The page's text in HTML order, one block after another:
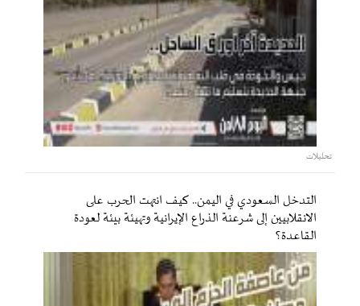
تحليلات
التدخل السعودي في اليمن.. كيف انتهت الحرب على
الانقلابيين إلى شرعنة الذراع الإيرانية وتهيئة بيئة لعودة
القاعدة؟